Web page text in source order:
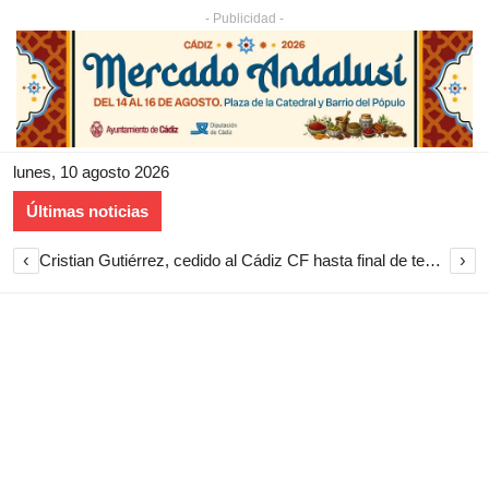
- Publicidad -
lunes, 10 agosto 2026
Últimas noticias
‹ La playa de Valdelagrana acoge la primera jornada del I Torneo Ciudad de El Puerto de Vóley Playa ›